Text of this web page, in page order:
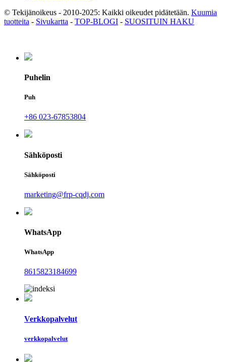
© Tekijänoikeus - 2010-2025: Kaikki oikeudet pidätetään. Kuumia
tuotteita - Sivukartta - TOP-BLOGI - SUOSITUIN HAKU
Puhelin
Puh
+86 023-67853804
Sähköposti
Sähköposti
marketing@frp-cqdj.com
WhatsApp
WhatsApp
8615823184699
Verkkopalvelut
verkkopalvelut